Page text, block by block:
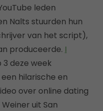
leden
Nalts stuurden hun
van het script),
produceerde. I
deze week
hilarische en
over online dating
uit San